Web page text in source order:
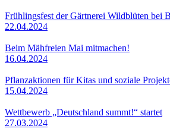
Frühlingsfest der Gärtnerei Wildblüten bei
22.04.2024
Beim Mähfreien Mai mitmachen!
16.04.2024
Pflanzaktionen für Kitas und soziale
15.04.2024
Wettbewerb „Deutschland summt!“ startet
27.03.2024